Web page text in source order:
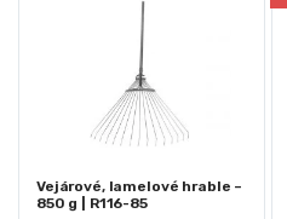
Vejárové, lamelové hrable –
850 g | R116-85